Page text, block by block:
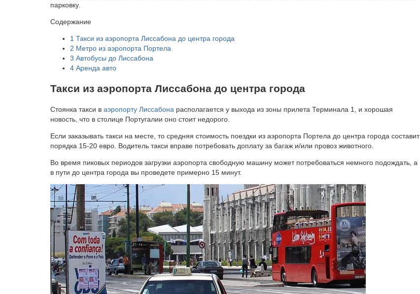
парковку.
Содержание
1 Такси из аэропорта Лиссабона до центра города
2 Метро из аэропорта Портела
3 Автобусы до Лиссабона
4 Аренда авто
Такси из аэропорта Лиссабона до центра города
Стоянка такси в аэропорту Лиссабона располагается у выхода из зоны прилета Терминала 1, и хорошая
новость, что в столице Португалии оно стоит недорого.
Если заказывать такси на месте, то средняя стоимость поездки из аэропорта Портела до центра города составит
порядка 15-20 евро. Водитель такси вправе потребовать доплату за багаж и/или провоз животного.
Во время пиковых периодов загрузки аэропорта свободную машину может потребоваться немного подождать, а
в пути до центра города вы проведете примерно 15 минут.